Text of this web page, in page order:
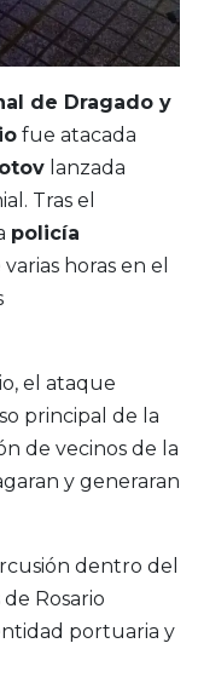
de Dragado y
fue atacada
lanzada
Tras el
policía
horas en el
el ataque
principal de la
de vecinos de la
y generaran
dentro del
Rosario
portuaria y